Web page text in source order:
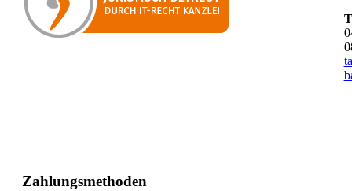
Zahlungsmethoden